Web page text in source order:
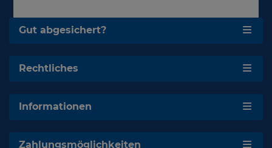
Gut abgesichert?
Rechtliches
Informationen
Zahlungsmöglichkeiten